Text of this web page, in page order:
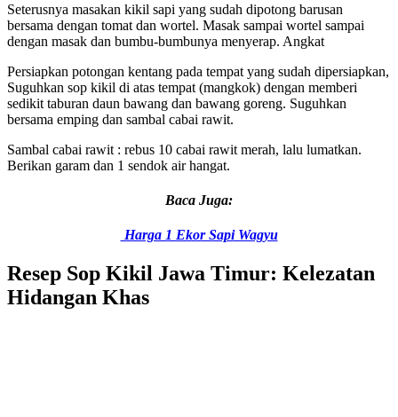
Seterusnya masakan kikil sapi yang sudah dipotong barusan
bersama dengan tomat dan wortel. Masak sampai wortel sampai
dengan masak dan bumbu-bumbunya menyerap. Angkat
Persiapkan potongan kentang pada tempat yang sudah dipersiapkan,
Suguhkan sop kikil di atas tempat (mangkok) dengan memberi
sedikit taburan daun bawang dan bawang goreng. Suguhkan
bersama emping dan sambal cabai rawit.
Sambal cabai rawit : rebus 10 cabai rawit merah, lalu lumatkan.
Berikan garam dan 1 sendok air hangat.
Baca Juga:
Harga 1 Ekor Sapi Wagyu
Resep Sop Kikil Jawa Timur: Kelezatan
Hidangan Khas